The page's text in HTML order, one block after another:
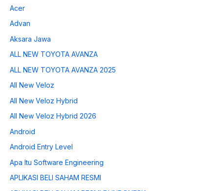
Acer
Advan
Aksara Jawa
ALL NEW TOYOTA AVANZA
ALL NEW TOYOTA AVANZA 2025
All New Veloz
All New Veloz Hybrid
All New Veloz Hybrid 2026
Android
Android Entry Level
Apa Itu Software Engineering
APLIKASI BELI SAHAM RESMI